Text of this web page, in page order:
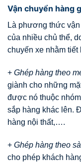
Vận chuyển hàng
Là phương thức
của nhiều chủ thể,
chuyến xe nhằm tiết
+ Ghép hàng theo
giành cho những
được nó thuộc
sắp hàng khác lên.
hàng nội thất,….
+ Ghép hàng theo
cho phép khách